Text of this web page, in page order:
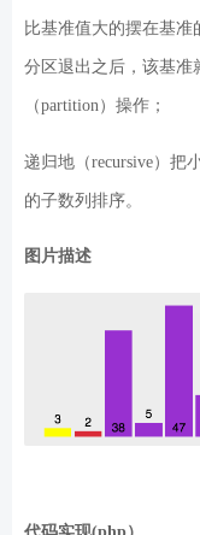
比基准值大的摆在基
分区退出之后，该基准
（partition）操作；
递归地（recursive）把
的子数列排序。
图片描述